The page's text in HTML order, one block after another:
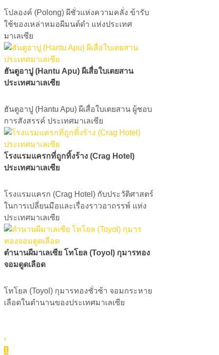
โปลองค์ (Polong) ผีชั่วแห่งความคลั่ง ข้ารับ
ใช้ของเหล่าหมอผีมนต์ดำ แห่งประเทศ
มาเลเซีย
ฮันตูอาปู (Hantu Apu) ผีเสื่อใบเตยสาน
ประเทศมาเลเซีย
​​​​​​​ฮันตูอาปู (Hantu Apu) ผีเสื่อใบเตยสาน ผู้ชอบ
การสังสรรค์ ประเทศมาเลเซีย
โรงแรมแครกที่ถูกทิ้งร้าง (Crag Hotel)
ประเทศมาเลเซีย
โรงแรมแครก (Crag Hotel) กับประวัติศาสตร์
ในการเปลี่ยนมือและเรื่องราวอาถรรพ์ แห่ง
ประเทศมาเลเซีย
ตำนานผีมาเลเซีย โทโยล (Toyol) กุมารทอง
จอมดูดเลือด
​​​​​​​โทโยล (Toyol) กุมารทองชั่วช้า จอมกระหาย
เลือดในตำนานของประเทศมาเลเซีย
‹
1